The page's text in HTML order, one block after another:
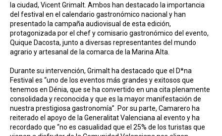
la ciudad, Vicent Grimalt. Ambos han destacado la importancia
del festival en el calendario gastronómico nacional y han
presentado la campaña audiovisual de esta edición,
protagonizada por el chef y comisario gastronómico del evento,
Quique Dacosta, junto a diversas representantes del mundo
agrario y artesanal de la comarca de la Marina Alta.
Durante su intervención, Grimalt ha destacado que el D*na
Festival es “uno de los eventos más grandes y exitosos que
tenemos en Dénia, que se ha convertido en una cita plenamente
consolidada y reconocida y que es la mayor manifestación de
nuestra prestigiosa gastronomía”. Por su parte, Camarero ha
reiterado el apoyo de la Generalitat Valenciana al evento y ha
recordado que “no es casualidad que el 25% de los turistas que